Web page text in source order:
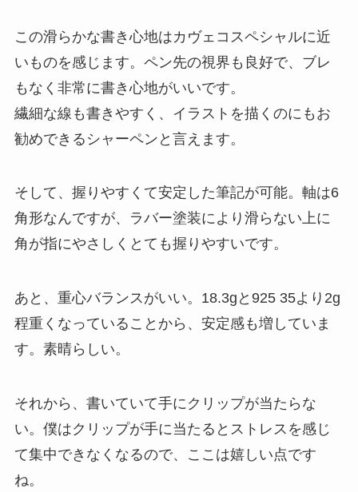
この滑らかな書き心地はカヴェコスペシャルに近
いものを感じます。ペン先の視界も良好で、ブレ
もなく非常に書き心地がいいです。
繊細な線も書きやすく、イラストを描くのにもお
勧めできるシャーペンと言えます。
そして、 握りやすくて安定した筆記が可能。軸は6
角形なんですが、ラバー塗装により滑らない上に
角が指にやさしくとても握りやすいです。
あと、 重心バランスがいい。18.3gと925 35より2g
程重くなっていることから、安定感も増していま
す。素晴らしい。
それから、 書いていて手にクリップが当たらな
い。僕はクリップが手に当たるとストレスを感じ
て集中できなくなるので、ここは嬉しい点です
ね。